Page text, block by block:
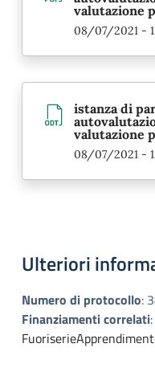
valutazione
08/07/2021 -
istanza di
valutazione
08/07/2021 -
Ulteriori
Numero di protocollo:
Finanziamenti correlati:
Fuoriserie